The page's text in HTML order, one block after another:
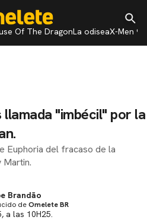
Of The DragonLa odiseaX-Men 97
llamada "imbécil" por la
Euphoria del fracaso de la
Brandão
deOmelete BR
a las 10H25.